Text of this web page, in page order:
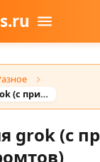
Промты для grok (с примерами готовых промтов)
grok (с